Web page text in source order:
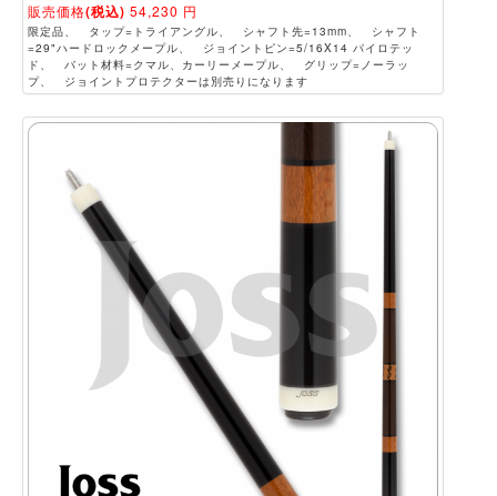
販売価格(税込) 54,230 円
限定品、 タップ=トライアングル、 シャフト先=13mm、 シャフト
=29"ハードロックメープル、 ジョイントピン=5/16X14 パイロテッ
ド、 バット材料=クマル、カーリーメープル、 グリップ=ノーラッ
プ、 ジョイントプロテクターは別売りになります